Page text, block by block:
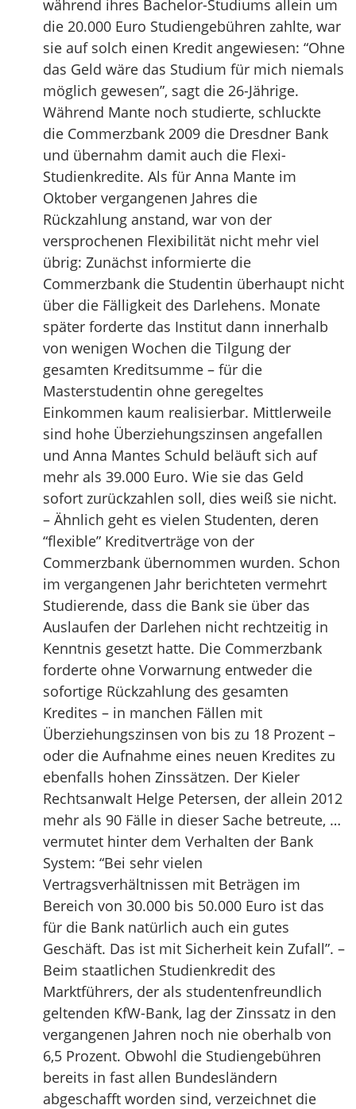
während ihres Bachelor-Studiums allein um
die 20.000 Euro Studiengebühren zahlte, war
sie auf solch einen Kredit angewiesen: “Ohne
das Geld wäre das Studium für mich niemals
möglich gewesen”, sagt die 26-Jährige.
Während Mante noch studierte, schluckte
die Commerzbank 2009 die Dresdner Bank
und übernahm damit auch die Flexi-
Studienkredite. Als für Anna Mante im
Oktober vergangenen Jahres die
Rückzahlung anstand, war von der
versprochenen Flexibilität nicht mehr viel
übrig: Zunächst informierte die
Commerzbank die Studentin überhaupt nicht
über die Fälligkeit des Darlehens. Monate
später forderte das Institut dann innerhalb
von wenigen Wochen die Tilgung der
gesamten Kreditsumme – für die
Masterstudentin ohne geregeltes
Einkommen kaum realisierbar. Mittlerweile
sind hohe Überziehungszinsen angefallen
und Anna Mantes Schuld beläuft sich auf
mehr als 39.000 Euro. Wie sie das Geld
sofort zurückzahlen soll, dies weiß sie nicht.
– Ähnlich geht es vielen Studenten, deren
“flexible” Kreditverträge von der
Commerzbank übernommen wurden. Schon
im vergangenen Jahr berichteten vermehrt
Studierende, dass die Bank sie über das
Auslaufen der Darlehen nicht rechtzeitig in
Kenntnis gesetzt hatte. Die Commerzbank
forderte ohne Vorwarnung entweder die
sofortige Rückzahlung des gesamten
Kredites – in manchen Fällen mit
Überziehungszinsen von bis zu 18 Prozent –
oder die Aufnahme eines neuen Kredites zu
ebenfalls hohen Zinssätzen. Der Kieler
Rechtsanwalt Helge Petersen, der allein 2012
mehr als 90 Fälle in dieser Sache betreute, …
vermutet hinter dem Verhalten der Bank
System: “Bei sehr vielen
Vertragsverhältnissen mit Beträgen im
Bereich von 30.000 bis 50.000 Euro ist das
für die Bank natürlich auch ein gutes
Geschäft. Das ist mit Sicherheit kein Zufall”. –
Beim staatlichen Studienkredit des
Marktführers, der als studentenfreundlich
geltenden KfW-Bank, lag der Zinssatz in den
vergangenen Jahren noch nie oberhalb von
6,5 Prozent. Obwohl die Studiengebühren
bereits in fast allen Bundesländern
abgeschafft worden sind, verzeichnet die